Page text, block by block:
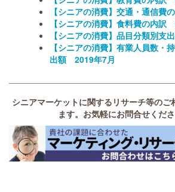
【シニアの消費】交通・通信
【シニアの消費】食料費の内訳
【シニアの消費】品目分類別
【シニアの消費】有業人員数・
出額 2019年7月
シニアマーケットに関するリサーチ等のご
ます。お気軽にお問合せくださ